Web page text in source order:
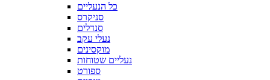
כל הנעליים
סניקרס
סנדלים
נעלי עקב
מוקסינים
נעליים שטוחות
ספורט